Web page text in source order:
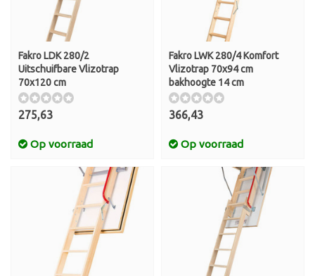
Fakro LDK 280/2
Uitschuifbare Vlizotrap
70x120 cm
275,63
Op voorraad
Fakro LWK 280/4 Komfort
Vlizotrap 70x94 cm
bakhoogte 14 cm
366,43
Op voorraad